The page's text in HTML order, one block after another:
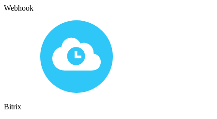
Webhook
Bitrix